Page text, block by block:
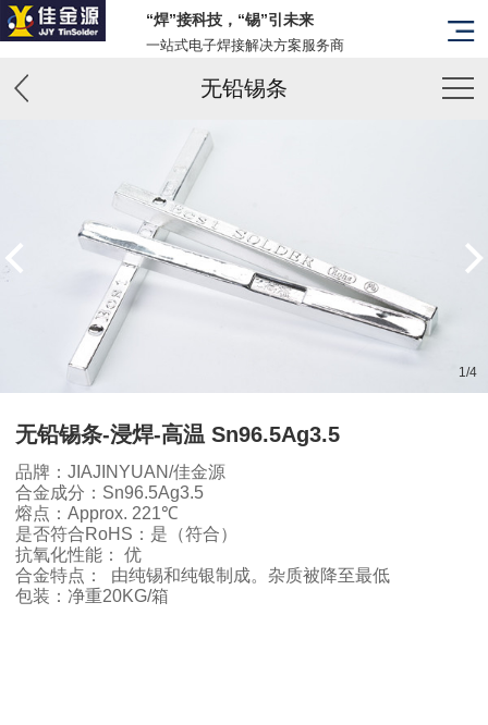
“焊”接科技，“锡”引未来
一站式电子焊接解决方案服务商
无铅锡条
1 /4
无铅锡条-浸焊-高温 Sn96.5Ag3.5
品牌：JIAJINYUAN/佳金源
合金成分：Sn96.5Ag3.5
熔点：Approx. 221℃
是否符合RoHS：是（符合）
抗氧化性能： 优
合金特点： 由纯锡和纯银制成。杂质被降至最低
包装：净重20KG/箱